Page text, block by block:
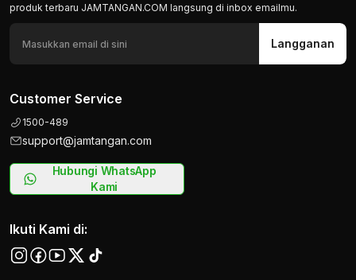
produk terbaru JAMTANGAN.COM langsung di inbox emailmu.
Langganan
Customer Service
1500-489
support@jamtangan.com
Hubungi WhatsApp
Kami
Ikuti Kami di: